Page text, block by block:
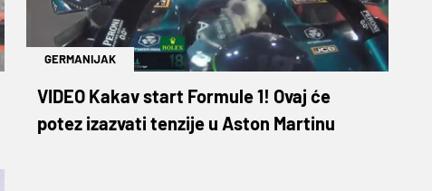
GERMANIJAK
VIDEO Kakav start Formule 1! Ovaj će
potez izazvati tenzije u Aston Martinu